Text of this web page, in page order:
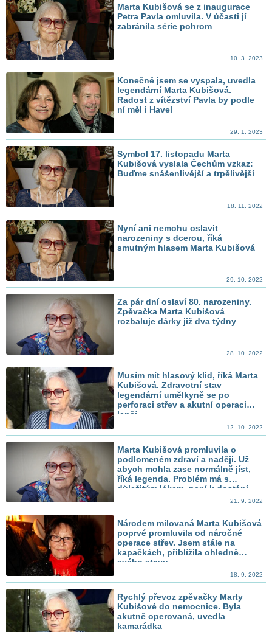
Marta Kubišová se z inaugurace
Petra Pavla omluvila. V účasti jí
zabránila série pohrom
10. 3. 2023
Konečně jsem se vyspala, uvedla
legendární Marta Kubišová.
Radost z vítězství Pavla by podle
ní měl i Havel
29. 1. 2023
Symbol 17. listopadu Marta
Kubišová vyslala Čechům vzkaz:
Buďme snášenlivější a trpělivější
18. 11. 2022
Nyní ani nemohu oslavit
narozeniny s dcerou, říká
smutným hlasem Marta Kubišová
29. 10. 2022
Za pár dní oslaví 80. narozeniny.
Zpěvačka Marta Kubišová
rozbaluje dárky již dva týdny
28. 10. 2022
Musím mít hlasový klid, říká Marta
Kubišová. Zdravotní stav
legendární umělkyně se po
perforaci střev a akutní operaci
lepší
12. 10. 2022
Marta Kubišová promluvila o
podlomeném zdraví a naději. Už
abych mohla zase normálně jíst,
říká legenda. Problém má s
důležitým lékem, není k dostání
21. 9. 2022
Národem milovaná Marta Kubišová
poprvé promluvila od náročné
operace střev. Jsem stále na
kapačkách, přiblížila ohledně
svého stavu
18. 9. 2022
Rychlý převoz zpěvačky Marty
Kubišové do nemocnice. Byla
akutně operovaná, uvedla
kamarádka